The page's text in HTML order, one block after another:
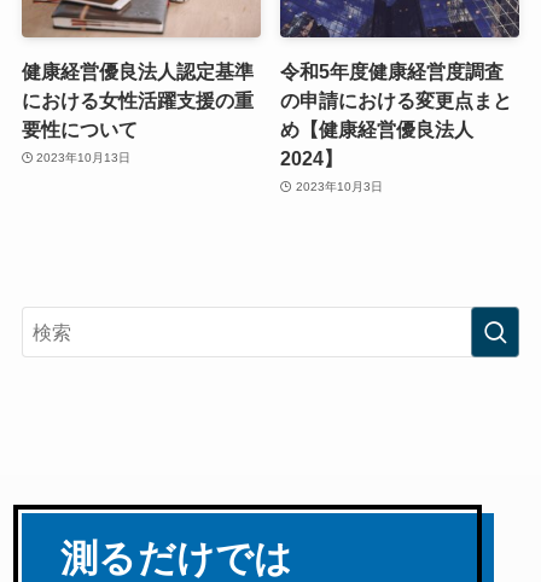
健康経営優良法人認定基準
における女性活躍支援の重
要性について
2023年10月13日
令和5年度健康経営度調査
の申請における変更点まと
め【健康経営優良法人
2024】
2023年10月3日
測るだけでは